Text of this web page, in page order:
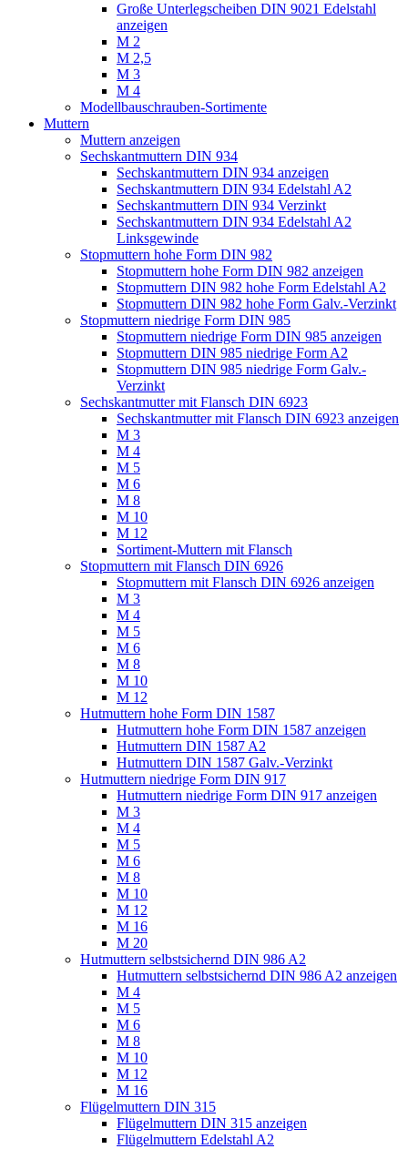
Große Unterlegscheiben DIN 9021 Edelstahl
anzeigen
M 2
M 2,5
M 3
M 4
Modellbauschrauben-Sortimente
Muttern
Muttern anzeigen
Sechskantmuttern DIN 934
Sechskantmuttern DIN 934 anzeigen
Sechskantmuttern DIN 934 Edelstahl A2
Sechskantmuttern DIN 934 Verzinkt
Sechskantmuttern DIN 934 Edelstahl A2
Linksgewinde
Stopmuttern hohe Form DIN 982
Stopmuttern hohe Form DIN 982 anzeigen
Stopmuttern DIN 982 hohe Form Edelstahl A2
Stopmuttern DIN 982 hohe Form Galv.-Verzinkt
Stopmuttern niedrige Form DIN 985
Stopmuttern niedrige Form DIN 985 anzeigen
Stopmuttern DIN 985 niedrige Form A2
Stopmuttern DIN 985 niedrige Form Galv.-
Verzinkt
Sechskantmutter mit Flansch DIN 6923
Sechskantmutter mit Flansch DIN 6923 anzeigen
M 3
M 4
M 5
M 6
M 8
M 10
M 12
Sortiment-Muttern mit Flansch
Stopmuttern mit Flansch DIN 6926
Stopmuttern mit Flansch DIN 6926 anzeigen
M 3
M 4
M 5
M 6
M 8
M 10
M 12
Hutmuttern hohe Form DIN 1587
Hutmuttern hohe Form DIN 1587 anzeigen
Hutmuttern DIN 1587 A2
Hutmuttern DIN 1587 Galv.-Verzinkt
Hutmuttern niedrige Form DIN 917
Hutmuttern niedrige Form DIN 917 anzeigen
M 3
M 4
M 5
M 6
M 8
M 10
M 12
M 16
M 20
Hutmuttern selbstsichernd DIN 986 A2
Hutmuttern selbstsichernd DIN 986 A2 anzeigen
M 4
M 5
M 6
M 8
M 10
M 12
M 16
Flügelmuttern DIN 315
Flügelmuttern DIN 315 anzeigen
Flügelmuttern Edelstahl A2